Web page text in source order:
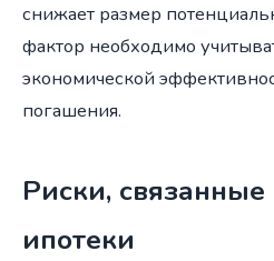
снижает размер
фактор необходимо
экономической
погашения.
Риски,
ипотеки